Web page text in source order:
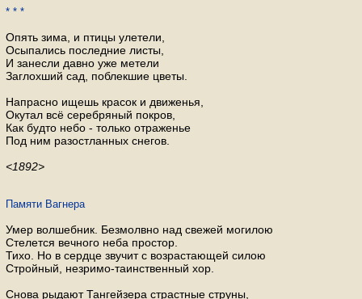
* * *
Опять зима, и птицы улетели,
Осыпались последние листы,
И занесли давно уже метели
Заглохший сад, поблекшие цветы.
Напрасно ищешь красок и движенья,
Окутал всё серебряный покров,
Как будто небо - только отраженье
Под ним разостланных снегов.
<1892>
Памяти Вагнера
Умер волшебник. Безмолвно над свежей могилою
Стелется вечного неба простор.
Тихо. Но в сердце звучит с возрастающей силою
Стройный, незримо-таинственный хор.
Снова рыдают Тангейзера страстные струны,